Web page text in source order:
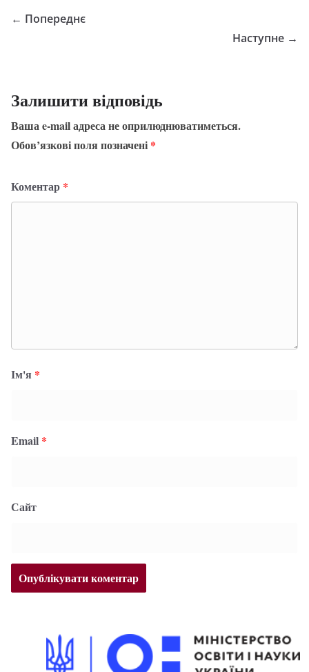
← Попереднє
Наступне →
Залишити відповідь
Ваша e-mail адреса не оприлюднюватиметься.
Обов’язкові поля позначені *
Коментар *
Ім'я *
Email *
Сайт